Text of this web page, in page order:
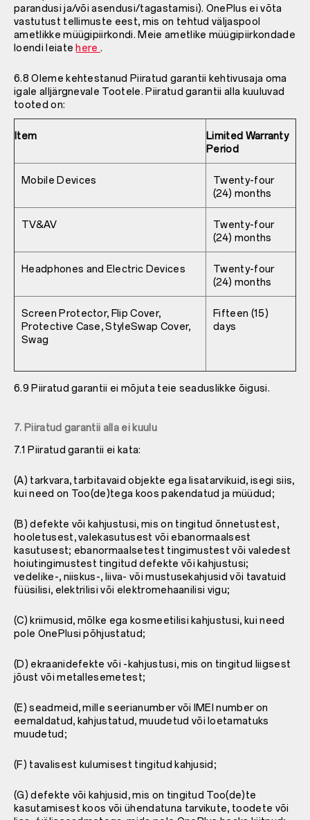
parandusi ja/või asendusi/tagastamisi). OnePlus ei võta
vastutust tellimuste eest, mis on tehtud väljaspool
ametlikke müügipiirkondi. Meie ametlike müügipiirkondade
loendi leiate here.
6.8 Oleme kehtestanud Piiratud garantii kehtivusaja oma
igale alljärgnevale Tootele. Piiratud garantii alla kuuluvad
tooted on:
Item
Limited Warranty
Period
Mobile Devices
Twenty-four
(24) months
TV&AV
Twenty-four
(24) months
Headphones and Electric Devices
Twenty-four
(24) months
Screen Protector, Flip Cover,
Protective Case, StyleSwap Cover,
Swag
Fifteen (15)
days
6.9 Piiratud garantii ei mõjuta teie seaduslikke õigusi.
7. Piiratud garantii alla ei kuulu
7.1 Piiratud garantii ei kata:
(A) tarkvara, tarbitavaid objekte ega lisatarvikuid, isegi siis,
kui need on Too(de)tega koos pakendatud ja müüdud;
(B) defekte või kahjustusi, mis on tingitud õnnetustest,
hooletusest, valekasutusest või ebanormaalsest
kasutusest; ebanormaalsetest tingimustest või valedest
hoiutingimustest tingitud defekte või kahjustusi;
vedelike-, niiskus-, liiva- või mustusekahjusid või tavatuid
füüsilisi, elektrilisi või elektromehaanilisi vigu;
(C) kriimusid, mõlke ega kosmeetilisi kahjustusi, kui need
pole OnePlusi põhjustatud;
(D) ekraanidefekte või -kahjustusi, mis on tingitud liigsest
jõust või metallesemetest;
(E) seadmeid, mille seerianumber või IMEI number on
eemaldatud, kahjustatud, muudetud või loetamatuks
muudetud;
(F) tavalisest kulumisest tingitud kahjusid;
(G) defekte või kahjusid, mis on tingitud Too(de)te
kasutamisest koos või ühendatuna tarvikute, toodete või